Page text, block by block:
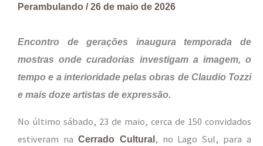
Perambulando /26 de maio de 2026
Encontro de gerações inaugura temporada de
mostras onde curadorias investigam a imagem, o
tempo e a interioridade pelas obras de Claudio Tozzi
e mais doze artistas de expressão.
No último sábado, 23 de maio, cerca de 150 convidados
estiveram na Cerrado Cultural, no Lago Sul, para a